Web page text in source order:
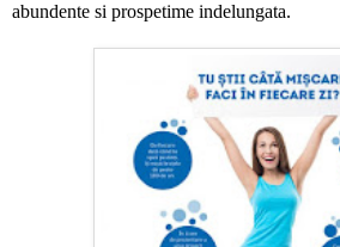
abundente si prospetime indelungata.